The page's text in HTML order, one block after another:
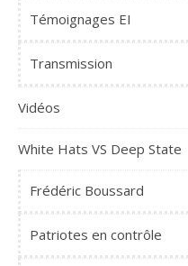
Témoignages EI
Transmission
Vidéos
White Hats VS Deep State
Frédéric Boussard
Patriotes en contrôle